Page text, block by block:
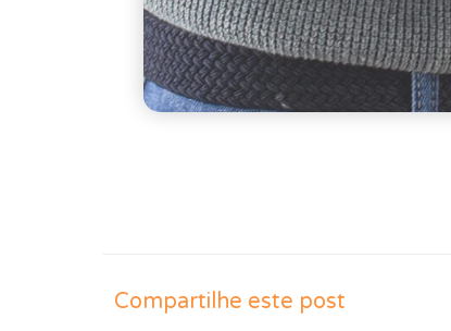
Compartilhe este post